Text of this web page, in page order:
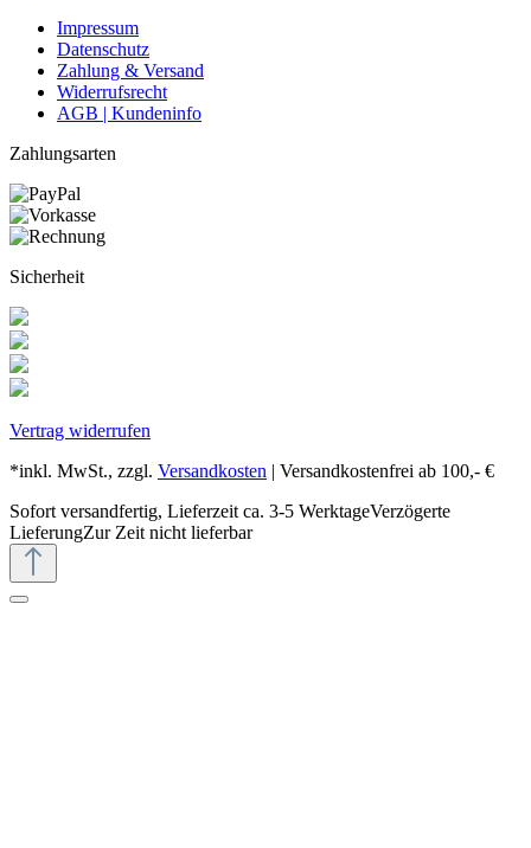
Impressum
Datenschutz
Zahlung & Versand
Widerrufsrecht
AGB | Kundeninfo
Zahlungsarten
Sicherheit
Vertrag widerrufen
*inkl. MwSt., zzgl. Versandkosten | Versandkostenfrei ab 100,- €
Sofort versandfertig, Lieferzeit ca. 3-5 WerktageVerzögerte
LieferungZur Zeit nicht lieferbar